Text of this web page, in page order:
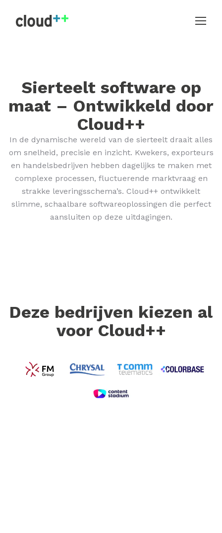
Sierteelt software op
maat – Ontwikkeld door
Cloud++
In de dynamische wereld van de sierteelt draait alles
om snelheid, precisie en inzicht. Kwekers, exporteurs
en handelsbedrijven hebben dagelijks te maken met
complexe processen, fluctuerende marktvraag en
strakke leveringsschema’s. Cloud++ ontwikkelt
slimme, schaalbare softwareoplossingen die perfect
aansluiten op deze uitdagingen.
Deze bedrijven kiezen al
voor Cloud++